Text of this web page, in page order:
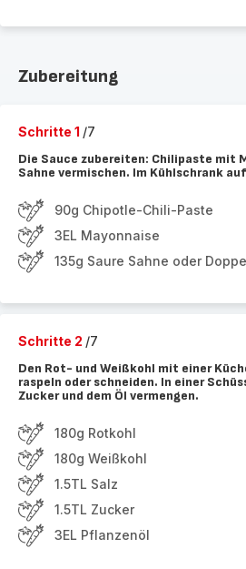
Zubereitung
Schritte 1 /7
Die Sauce zubereiten: Chilipaste mit
Sahne vermischen. Im Kühlschrank
90g Chipotle-Chili-Paste
3EL Mayonnaise
135g Saure Sahne oder
Schritte 2 /7
Den Rot- und Weißkohl mit einer
raspeln oder schneiden. In einer
Zucker und dem Öl vermengen.
180g Rotkohl
180g Weißkohl
1.5TL Salz
1.5TL Zucker
3EL Pflanzenöl